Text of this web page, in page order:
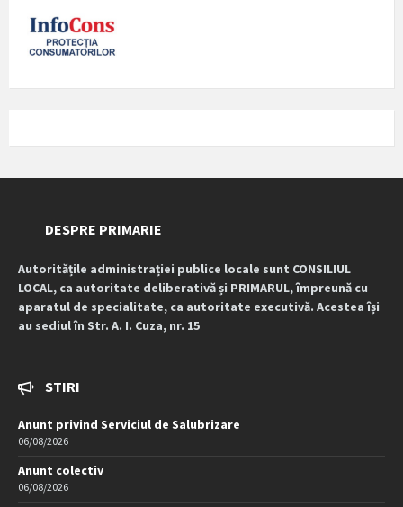
DESPRE PRIMARIE
Autoritățile administrației publice locale sunt CONSILIUL
LOCAL, ca autoritate deliberativă și PRIMARUL, împreună cu
aparatul de specialitate, ca autoritate executivă. Acestea își
au sediul în Str. A. I. Cuza, nr. 15
STIRI
Anunt privind Serviciul de Salubrizare
06/08/2026
Anunt colectiv
06/08/2026